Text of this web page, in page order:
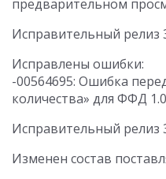
предварительном
Исправительный релиз
Исправлены ошибки:
-00564695: Ошибка
количества» для ФФД
Исправительный релиз
Изменен состав